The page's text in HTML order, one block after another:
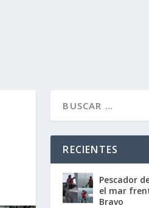
RECIENTES
Pescador
el mar
Bravo